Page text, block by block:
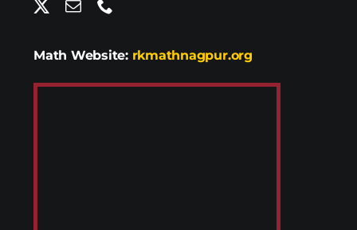
Math Website: rkmathnagpur.org